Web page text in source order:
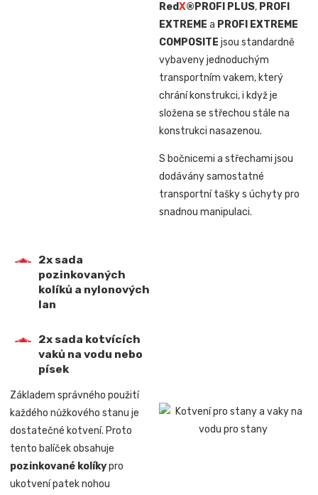
RedX® PROFI PLUS, PROFI
EXTREME a PROFI EXTREME
COMPOSITE jsou standardně
vybaveny jednoduchým
transportním vakem, který
chrání konstrukci, i když je
složena se střechou stále na
konstrukci nasazenou.
S bočnicemi a střechami jsou
dodávány samostatné
transportní tašky s úchyty pro
snadnou manipulaci.
2x sada
pozinkovaných
kolíků a nylonových
lan
2x sada kotvících
vaků na vodu nebo
písek
Základem správného použití
každého nůžkového stanu je
dostatečné kotvení. Proto
tento balíček obsahuje
pozinkované kolíkypro
ukotvení patek nohou